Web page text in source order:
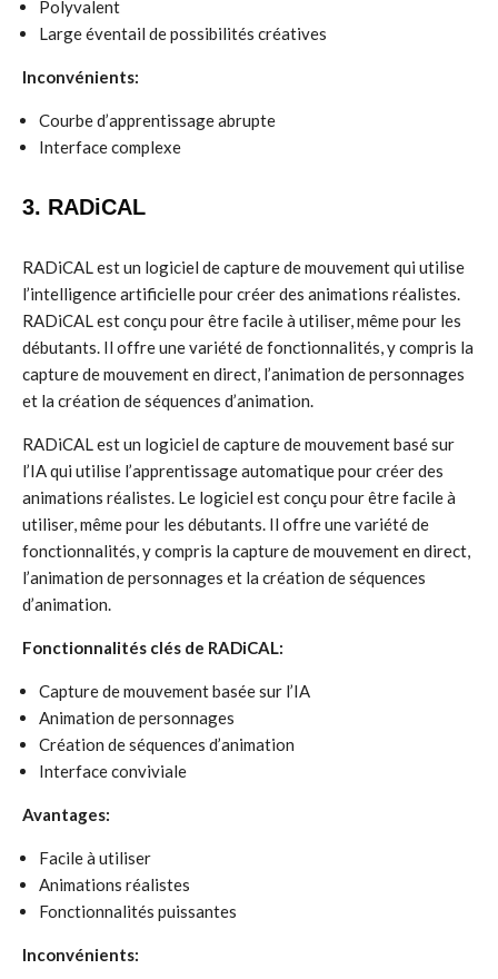
Polyvalent
Large éventail de possibilités créatives
Inconvénients:
Courbe d’apprentissage abrupte
Interface complexe
3. RADiCAL
RADiCAL est un logiciel de capture de mouvement qui utilise
l’intelligence artificielle pour créer des animations réalistes.
RADiCAL est conçu pour être facile à utiliser, même pour les
débutants. Il offre une variété de fonctionnalités, y compris la
capture de mouvement en direct, l’animation de personnages
et la création de séquences d’animation.
RADiCAL est un logiciel de capture de mouvement basé sur
l’IA qui utilise l’apprentissage automatique pour créer des
animations réalistes. Le logiciel est conçu pour être facile à
utiliser, même pour les débutants. Il offre une variété de
fonctionnalités, y compris la capture de mouvement en direct,
l’animation de personnages et la création de séquences
d’animation.
Fonctionnalités clés de RADiCAL:
Capture de mouvement basée sur l’IA
Animation de personnages
Création de séquences d’animation
Interface conviviale
Avantages:
Facile à utiliser
Animations réalistes
Fonctionnalités puissantes
Inconvénients: